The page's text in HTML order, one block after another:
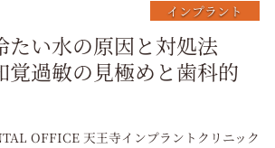
インプラント
たい水の原因と対処法
覚過敏の見極めと歯科的
OFFICE 天王寺インプラントクリニック